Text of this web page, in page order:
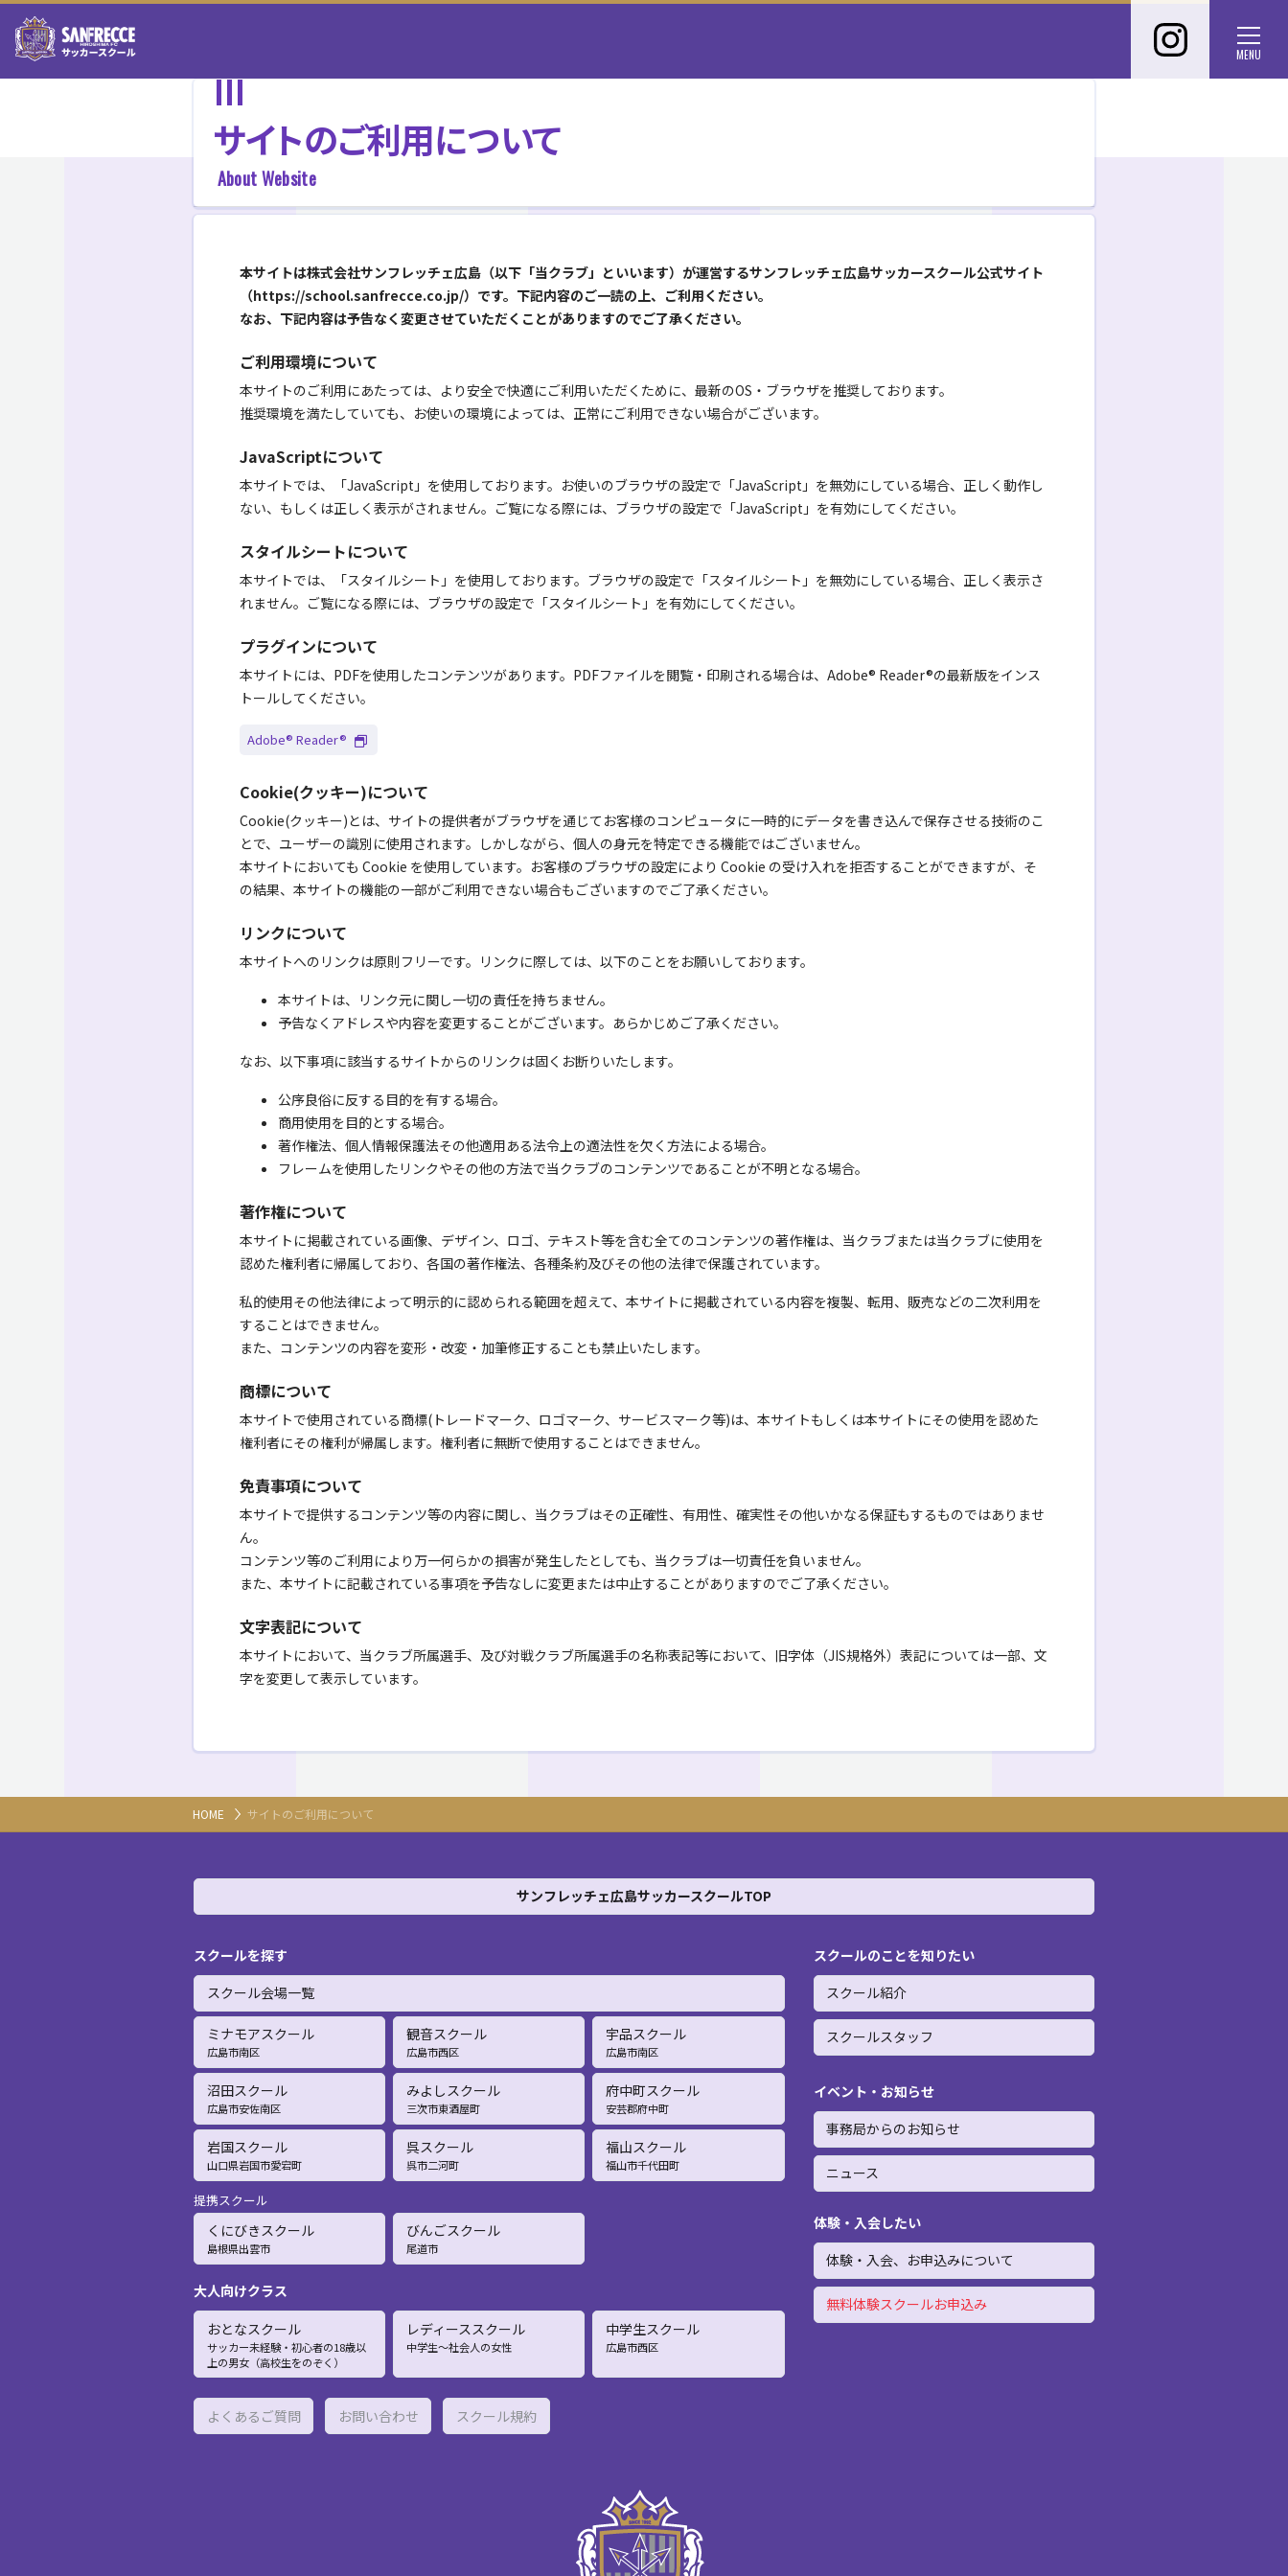
MENU
サンフ
サイトのご利用について
About Website
本サイトは株式会社サンフレッチェ広島（以下「当クラブ」といいます）が運営するサンフレッチェ広島サッカースクール公式サイト
（https://school.sanfrecce.co.jp/）です。下記内容のご一読の上、ご利用ください。
なお、下記内容は予告なく変更させていただくことがありますのでご了承ください。
ご利用環境について
本サイトのご利用にあたっては、より安全で快適にご利用いただくために、最新のOS・ブラウザを推奨しております。
推奨環境を満たしていても、お使いの環境によっては、正常にご利用できない場合がございます。
JavaScriptについて
本サイトでは、「JavaScript」を使用しております。お使いのブラウザの設定で「JavaScript」を無効にしている場合、正しく動作し
ない、もしくは正しく表示がされません。ご覧になる際には、ブラウザの設定で「JavaScript」を有効にしてください。
スタイルシートについて
本サイトでは、「スタイルシート」を使用しております。ブラウザの設定で「スタイルシート」を無効にしている場合、正しく表示さ
れません。ご覧になる際には、ブラウザの設定で「スタイルシート」を有効にしてください。
プラグインについて
本サイトには、PDFを使用したコンテンツがあります。PDFファイルを閲覧・印刷される場合は、Adobe® Reader®の最新版をインス
トールしてください。
Adobe® Reader®
Cookie(クッキー)について
Cookie(クッキー)とは、サイトの提供者がブラウザを通じてお客様のコンピュータに一時的にデータを書き込んで保存させる技術のこ
とで、ユーザーの識別に使用されます。しかしながら、個人の身元を特定できる機能ではございません。
本サイトにおいても Cookie を使用しています。お客様のブラウザの設定により Cookie の受け入れを拒否することができますが、そ
の結果、本サイトの機能の一部がご利用できない場合もございますのでご了承ください。
リンクについて
本サイトへのリンクは原則フリーです。リンクに際しては、以下のことをお願いしております。
本サイトは、リンク元に関し一切の責任を持ちません。
予告なくアドレスや内容を変更することがございます。あらかじめご了承ください。
なお、以下事項に該当するサイトからのリンクは固くお断りいたします。
公序良俗に反する目的を有する場合。
商用使用を目的とする場合。
著作権法、個人情報保護法その他適用ある法令上の適法性を欠く方法による場合。
フレームを使用したリンクやその他の方法で当クラブのコンテンツであることが不明となる場合。
著作権について
本サイトに掲載されている画像、デザイン、ロゴ、テキスト等を含む全てのコンテンツの著作権は、当クラブまたは当クラブに使用を
認めた権利者に帰属しており、各国の著作権法、各種条約及びその他の法律で保護されています。
私的使用その他法律によって明示的に認められる範囲を超えて、本サイトに掲載されている内容を複製、転用、販売などの二次利用を
することはできません。
また、コンテンツの内容を変形・改変・加筆修正することも禁止いたします。
商標について
本サイトで使用されている商標(トレードマーク、ロゴマーク、サービスマーク等)は、本サイトもしくは本サイトにその使用を認めた
権利者にその権利が帰属します。権利者に無断で使用することはできません。
免責事項について
本サイトで提供するコンテンツ等の内容に関し、当クラブはその正確性、有用性、確実性その他いかなる保証もするものではありませ
ん。
コンテンツ等のご利用により万一何らかの損害が発生したとしても、当クラブは一切責任を負いません。
また、本サイトに記載されている事項を予告なしに変更または中止することがありますのでご了承ください。
文字表記について
本サイトにおいて、当クラブ所属選手、及び対戦クラブ所属選手の名称表記等において、旧字体（JIS規格外）表記については一部、文
字を変更して表示しています。
HOME サイトのご利用について
サンフレッチェ広島サッカースクールTOP
スクールを探す
スクール会場一覧
ミナモアスクール
広島市南区
観音スクール
広島市西区
宇品スクール
広島市南区
沼田スクール
広島市安佐南区
みよしスクール
三次市東酒屋町
府中町スクール
安芸郡府中町
岩国スクール
山口県岩国市愛宕町
呉スクール
呉市二河町
福山スクール
福山市千代田町
提携スクール
くにびきスクール
島根県出雲市
びんごスクール
尾道市
大人向けクラス
おとなスクール
サッカー未経験・初心者の18歳以
上の男女（高校生をのぞく）
レディーススクール
中学生〜社会人の女性
中学生スクール
広島市西区
スクールのことを知りたい
スクール紹介
スクールスタッフ
イベント・お知らせ
事務局からのお知らせ
ニュース
体験・入会したい
体験・入会、お申込みについて
無料体験スクールお申込み
よくあるご質問 お問い合わせ スクール規約